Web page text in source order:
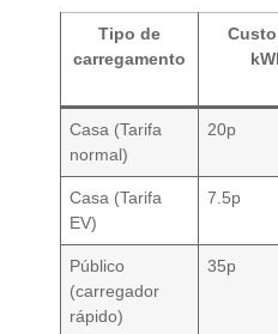
Tipo de
carregamento
Casa (Tarifa
normal)
20p
Casa (Tarifa
EV)
7.5p
Público
(carregador
rápido)
35p